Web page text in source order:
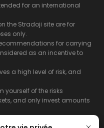
for an international
the Stradoji site are for
only.
for carrying
as an incentive to
a high level of risk, and
yourself of the risks
and only invest amounts
results or the